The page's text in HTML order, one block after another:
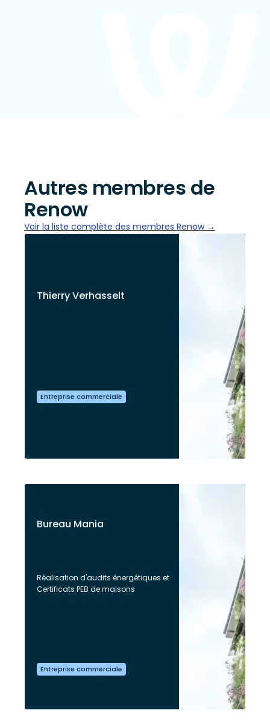
Autres membres de
Renow
Voir la liste complète des membres Renow →
Thierry Verhasselt
Entreprise commerciale
Bureau Mania
Réalisation d'audits énergétiques et
Certificats PEB de maisons
Entreprise commerciale